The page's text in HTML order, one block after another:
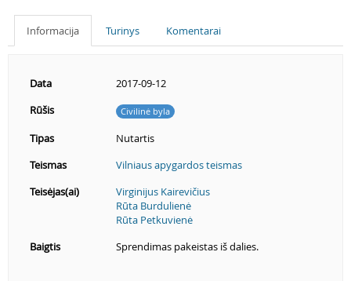
Informacija Turinys Komentarai
Data
2017-09-12
Rūšis
Civilinė byla
Tipas
Nutartis
Teismas
Vilniaus apygardos teismas
Teisėjas(ai)
Virginijus Kairevičius
Rūta Burdulienė
Rūta Petkuvienė
Baigtis
Sprendimas pakeistas iš dalies.